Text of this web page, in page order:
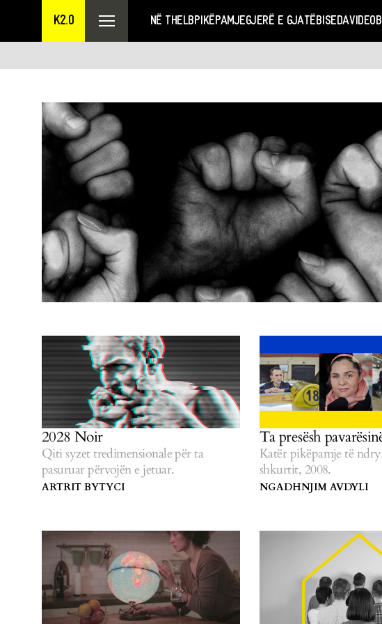
K2.0 NË THELBPIKËPAMJEGJERË E GJATËBISEDAVIDEO
2028 Noir
Qiti syzet tredimensionale për ta
pasuruar përvojën e jetuar.
ARTRIT BYTYCI
Ta presësh
Katër pikëpamje të
shkurtit, 2008.
NGADHNJIM AVDYLI